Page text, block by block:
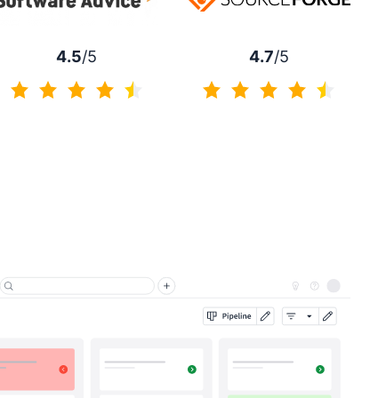
4.5/5 4.7/5